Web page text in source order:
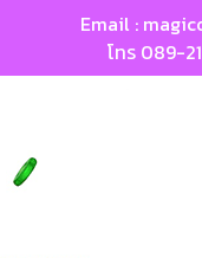
Email :
โทร 089-